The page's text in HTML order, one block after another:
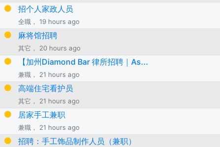
招个人家政人员
全職， 19 hours ago
麻将馆招聘
其它， 20 hours ago
【加州Diamond Bar 律所招聘｜As...
兼職， 21 hours ago
高端住宅看护员
其它， 21 hours ago
居家手工兼职
兼職， 21 hours ago
招聘：手工饰品制作人员（兼职）